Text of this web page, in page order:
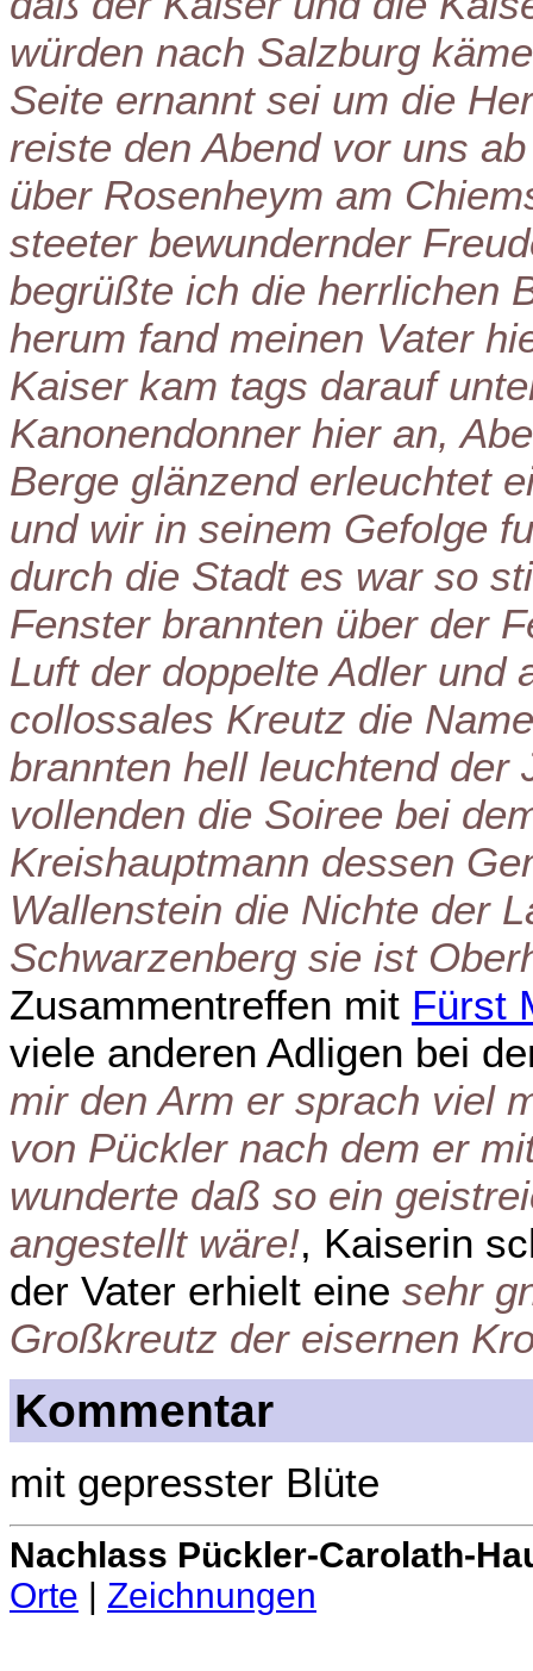
würden nach Salzburg
Seite ernannt sei um die
reiste den Abend vor uns
über Rosenheym am
steeter bewundernder
begrüßte ich die herrlichen
herum fand meinen Vater
Kaiser kam tags darauf
Kanonendonner hier an,
Berge glänzend erleuchtet
und wir in seinem Gefolge
durch die Stadt es war so
Fenster brannten über der
Luft der doppelte Adler und
collossales Kreutz die
brannten hell leuchtend der
vollenden die Soiree bei
Kreishauptmann dessen
Wallenstein die Nichte der
Schwarzenberg sie ist
Zusammentreffen mit Fürst
viele anderen Adligen bei
mir den Arm er sprach viel
von Pückler nach dem er
wunderte daß so ein
angestellt wäre!, Kaiserin
der Vater erhielt eine sehr
Großkreutz der eisernen
Kommentar
mit gepresster Blüte
Nachlass Pückler-Carolath-
Orte | Zeichnungen